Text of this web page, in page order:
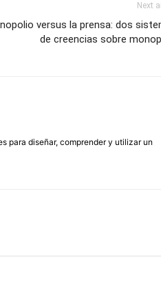
Next
versus la prensa: dos
de creencias sobre
para diseñar, comprender y utilizar un